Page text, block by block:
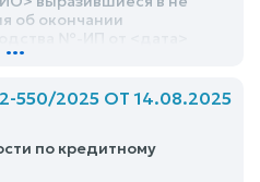
об окончании
...
2025 ОТ 14.08.2025
по кредитному